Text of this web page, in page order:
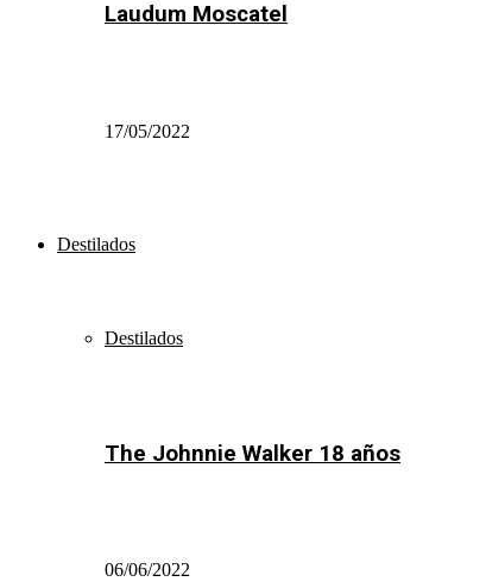
Laudum Moscatel
17/05/2022
Destilados
Destilados
The Johnnie Walker 18 años
06/06/2022